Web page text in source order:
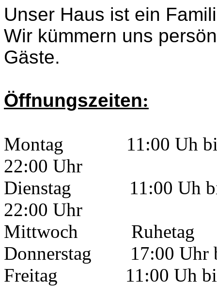
Unser Haus ist ein
Wir kümmern uns
Gäste.
Öffnungszeiten:
Montag 11:00 Uh bis
22:00 Uhr
Dienstag 11:00 Uh bis
22:00 Uhr
Mittwoch Ruhetag
Donnerstag 17:00 Uhr
Freitag 11:00 Uh bis